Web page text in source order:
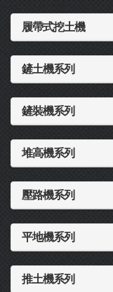
履帶式挖土機
鏟土機系列
鏟裝機系列
堆高機系列
壓路機系列
平地機系列
推土機系列